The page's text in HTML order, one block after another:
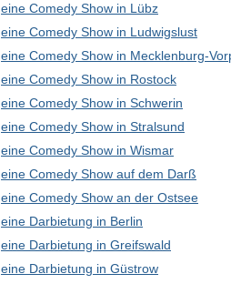
eine Comedy Show in Lübz
eine Comedy Show in Ludwigslust
eine Comedy Show in Mecklenburg-
eine Comedy Show in Rostock
eine Comedy Show in Schwerin
eine Comedy Show in Stralsund
eine Comedy Show in Wismar
eine Comedy Show auf dem Darß
eine Comedy Show an der Ostsee
eine Darbietung in Berlin
eine Darbietung in Greifswald
eine Darbietung in Güstrow